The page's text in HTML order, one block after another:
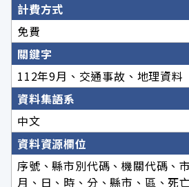
計費方式
免費
關鍵字
112年9月、交通事故、地理資料
資料集語系
中文
資料資源欄位
序號、縣市別代碼、機關代碼、
月、日、時、分、縣市、區、死